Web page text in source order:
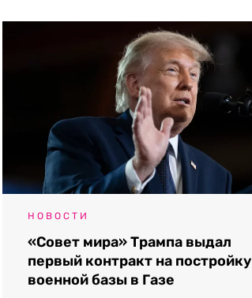
НОВОСТИ
«Совет мира» Трампа выдал
первый контракт на постройку
военной базы в Газе